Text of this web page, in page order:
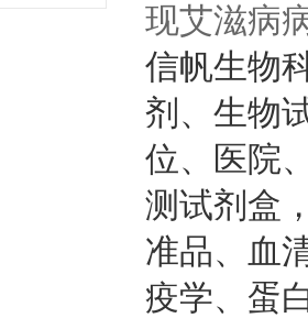
现艾滋病
信帆生物
剂、生物
位、医院
测试剂盒
准品、血
疫学、蛋